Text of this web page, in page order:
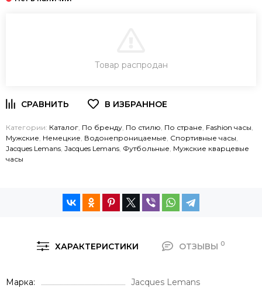
ЗАКАЗ В ОДИН КЛИК
Товар распродан
Категории: Каталог По бренду По стилю По стране Fashion часы
Мужские Немецкие Водонепроницаемые Спортивные часы
Jacques Lemans Jacques Lemans Футбольные Мужские кварцевые
часы
ХАРАКТЕРИСТИКИ ОТЗЫВЫ 0
Марка Jacques Lemans